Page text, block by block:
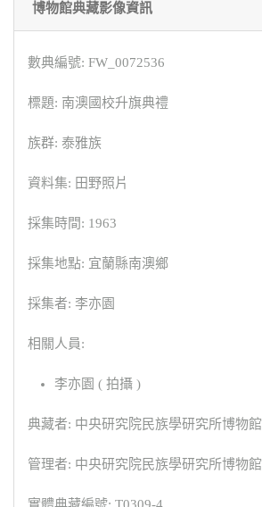
博物館典藏影像資訊
數典編號: FW_0072536
標題: 南澳國校升旗典禮
族群: 泰雅族
資料集: 田野照片
採集時間: 1963
採集地點: 宜蘭縣南澳鄉
採集者: 李亦園
相關人員:
李亦園 ( 拍攝 )
典藏者: 中央研究院民族學研究所博物館
管理者: 中央研究院民族學研究所博物館